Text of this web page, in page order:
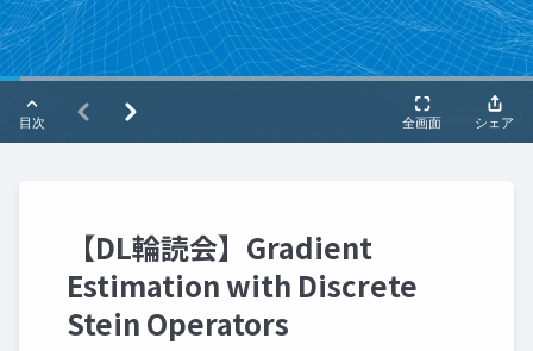
【DL輪読会】Gradient
Estimation with Discrete
Stein Operators